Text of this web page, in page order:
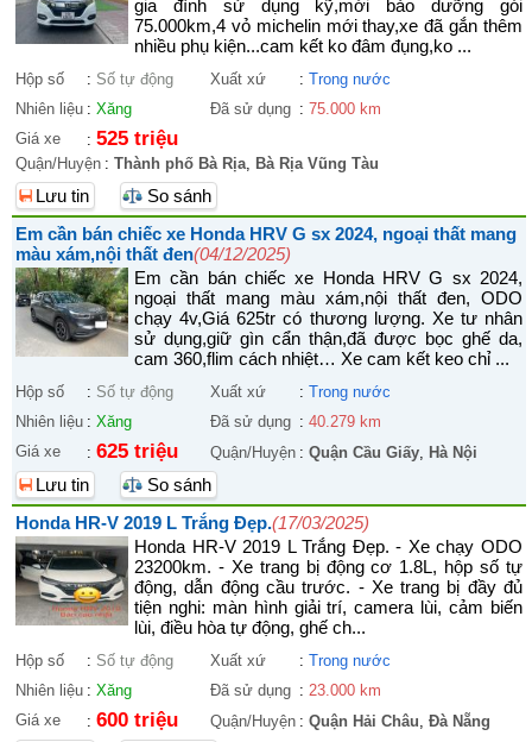
gia đình sử dụng kỹ,mới bảo dưỡng gói
75.000km,4 vỏ michelin mới thay,xe đã gắn thêm
nhiều phụ kiện...cam kết ko đâm đụng,ko ...
Hộp số : Số tự động Xuất xứ : Trong nước
Nhiên liệu : Xăng Đã sử dụng : 75.000 km
Giá xe
: 525 triệu
Quận/Huyện : Thành phố Bà Rịa, Bà Rịa Vũng Tàu
Lưu tin
So sánh
Em cần bán chiếc xe Honda HRV G sx 2024, ngoại thất mang
màu xám,nội thất đen(04/12/2025)
Em cần bán chiếc xe Honda HRV G sx 2024,
ngoại thất mang màu xám,nội thất đen, ODO
chạy 4v,Giá 625tr có thương lượng. Xe tư nhân
sử dụng,giữ gìn cẩn thận,đã được bọc ghế da,
cam 360,flim cách nhiệt… Xe cam kết keo chỉ ...
Hộp số : Số tự động Xuất xứ : Trong nước
Nhiên liệu : Xăng Đã sử dụng : 40.279 km
Giá xe
: 625 triệu Quận/Huyện : Quận Cầu Giấy, Hà Nội
Lưu tin
So sánh
Honda HR-V 2019 L Trắng Đẹp.(17/03/2025)
Honda HR-V 2019 L Trắng Đẹp. - Xe chạy ODO
23200km. - Xe trang bị động cơ 1.8L, hộp số tự
động, dẫn động cầu trước. - Xe trang bị đầy đủ
tiện nghi: màn hình giải trí, camera lùi, cảm biến
lùi, điều hòa tự động, ghế ch...
Hộp số : Số tự động Xuất xứ : Trong nước
Nhiên liệu : Xăng Đã sử dụng : 23.000 km
Giá xe
: 600 triệu Quận/Huyện : Quận Hải Châu, Đà Nẵng